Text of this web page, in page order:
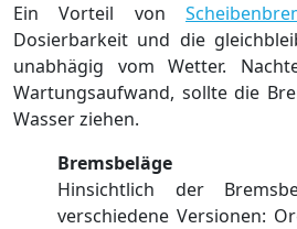
Ein Vorteil von
Dosierbarkeit und die
unabhägig vom Wetter.
Wartungsaufwand, sollte die
Wasser ziehen.
Bremsbeläge
Hinsichtlich der
verschiedene Versionen: